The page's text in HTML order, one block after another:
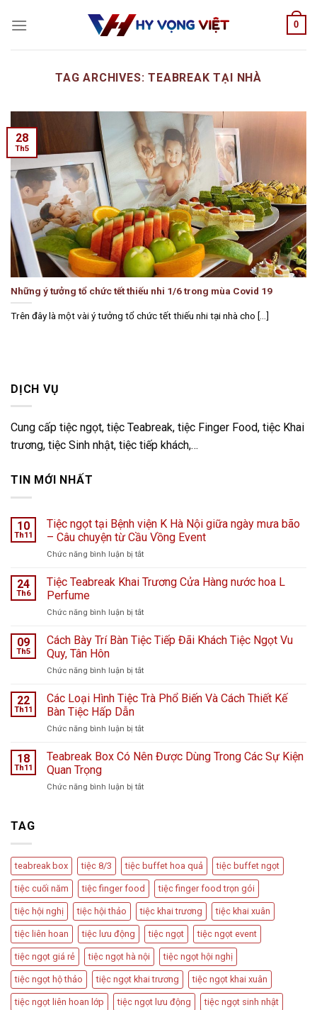
0
TAG ARCHIVES:TEABREAK TẠI NHÀ
Những ý tưởng tổ chức tết thiếu nhi 1/6 trong mùa Covid 19
Trên đây là một vài ý tưởng tổ chức tết thiếu nhi tại nhà cho [...]
28
Th5
DỊCH VỤ
Cung cấp tiệc ngọt, tiệc Teabreak, tiệc Finger Food, tiệc Khai
trương, tiệc Sinh nhật, tiệc tiếp khách,…
TIN MỚI NHẤT
10
Th11
Tiệc ngọt tại Bệnh viện K Hà Nội giữa ngày mưa bão
– Câu chuyện từ Cầu Vồng Event
Chức năng bình luận bị tắtở
ngọt
viện
Hà
ngày
bão
chuyện
Cầu
24
Th6
Tiệc Teabreak Khai Trương Cửa Hàng nước hoa L
Perfume
Chức năng bình luận bị tắtở
Teabreak
Khai
Cửa
nước
Perfume
09
Th5
Cách Bày Trí Bàn Tiệc Tiếp Đãi Khách Tiệc Ngọt Vu
Quy, Tân Hôn
Chức năng bình luận bị tắtở
Bày
Tiệc
Đãi
Ngọt
22
Th11
Các Loại Hình Tiệc Trà Phổ Biến Và Cách Thiết Kế
Bàn Tiệc Hấp Dẫn
Chức năng bình luận bị tắtở
Loại
Trà
Kế
Bàn
Tiệc
Hấp
Dẫn
18
Th11
Teabreak Box Có Nên Được Dùng Trong Các Sự Kiện
Quan Trọng
Chức năng bình luận bị tắtở
Dùng
Trong
Các
Sự
Kiện
Quan
Trọng
TAG
teabreak box tiệc 8/3 tiệc buffet hoa quả tiệc buffet ngọt
tiệc cuối năm tiệc finger food tiệc finger food trọn gói
tiệc hội nghị tiệc hội thảo tiệc khai trương tiệc khai xuân
tiệc liên hoan tiệc lưu động tiệc ngọt tiệc ngọt event
tiệc ngọt giá rẻ tiệc ngọt hà nội tiệc ngọt hội nghị
tiệc ngọt hộ thảo tiệc ngọt khai trương tiệc ngọt khai xuân
tiệc ngọt liên hoan lớp tiệc ngọt lưu động tiệc ngọt sinh nhật